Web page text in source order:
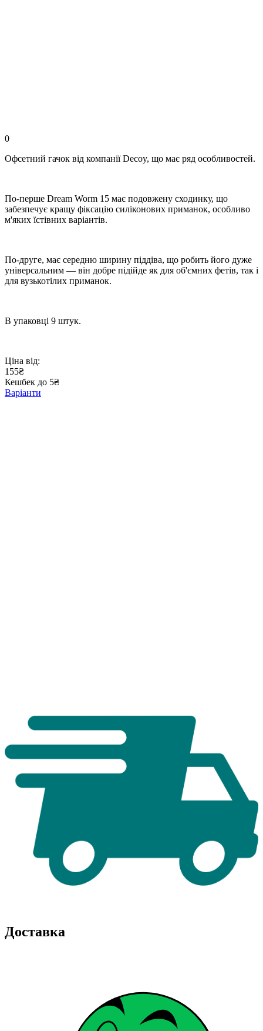
0
Офсетний гачок від компанії Decoy, що має ряд особливостей.
По-перше Dream Worm 15 має подовжену сходинку, що
забезпечує кращу фіксацію силіконових приманок, особливо
м'яких їстівних варіантів.
По-друге, має середню ширину піддіва, що робить його дуже
універсальним — він добре підійде як для об'ємних фетів, так і
для вузькотілих приманок.
В упаковці 9 штук.
Ціна від:
155₴
Кешбек до 5₴
Варіанти
Доставка